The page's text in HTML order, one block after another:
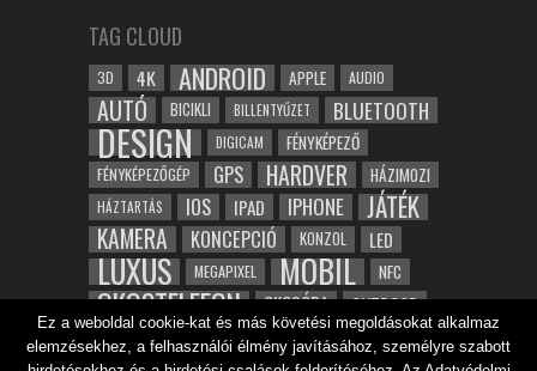
TAG CLOUD
3D 4K ANDROID APPLE AUDIO
AUTÓ BICIKLI BILLENTYŰZET BLUETOOTH
DESIGN DIGICAM FÉNYKÉPEZŐ
FÉNYKÉPEZŐGÉP GPS HARDVER HÁZIMOZI
HÁZTARTÁS IOS IPAD IPHONE JÁTÉK
KAMERA KONCEPCIÓ KONZOL LED
LUXUS MEGAPIXEL MOBIL NFC
OKOSTELEFON OKOSÓRA OUTDOOR
ROBOT SAMSUNG SPORT TABLET
Ez a weboldal cookie-kat és más követési megoldásokat alkalmaz
elemzésekhez, a felhasználói élmény javításához, személyre szabott